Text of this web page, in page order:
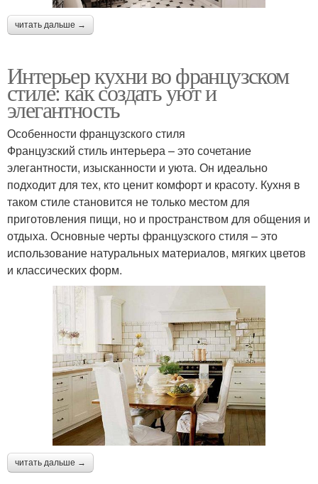
читать дальше →
Интерьер кухни во французском
стиле: как создать уют и
элегантность
Особенности французского стиля
Французский стиль интерьера – это сочетание
элегантности, изысканности и уюта. Он идеально
подходит для тех, кто ценит комфорт и красоту. Кухня в
таком стиле становится не только местом для
приготовления пищи, но и пространством для общения и
отдыха. Основные черты французского стиля – это
использование натуральных материалов, мягких цветов
и классических форм.
читать дальше →